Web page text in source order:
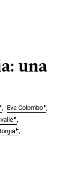
una
▸ Eva Colombo▸
▸
▸